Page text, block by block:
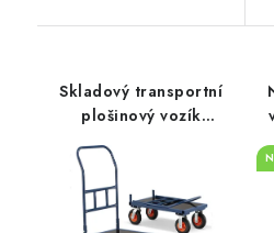
Skladový transportní
plošinový vozík
nosnost 640 kg